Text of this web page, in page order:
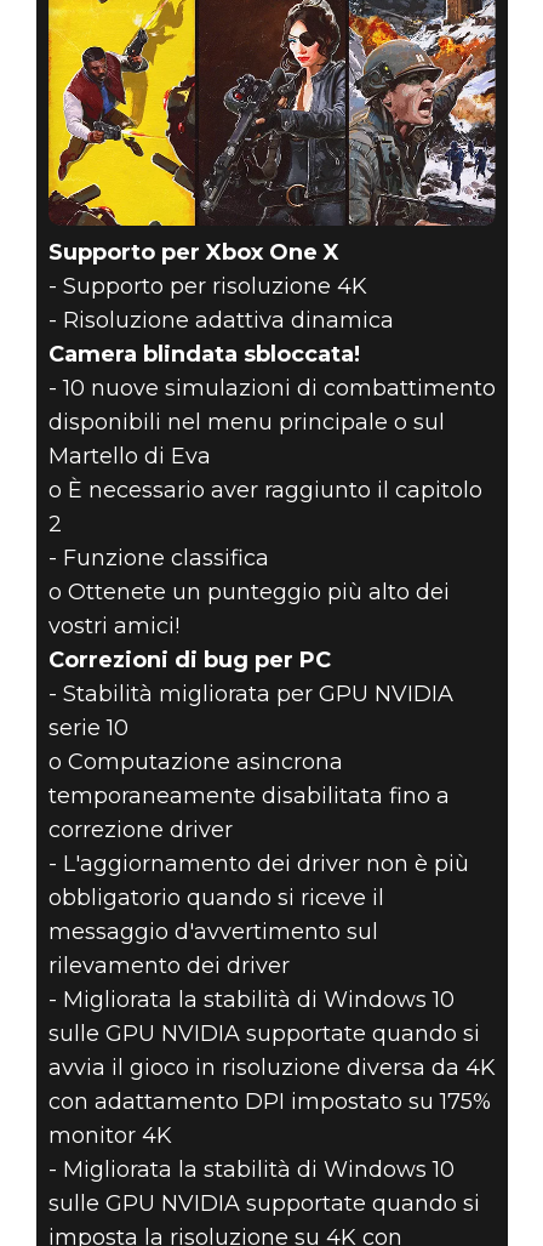
Supporto per Xbox One X
- Supporto per risoluzione 4K
- Risoluzione adattiva dinamica
Camera blindata sbloccata!
- 10 nuove simulazioni di combattimento
disponibili nel menu principale o sul
Martello di Eva
o È necessario aver raggiunto il capitolo
2
- Funzione classifica
o Ottenete un punteggio più alto dei
vostri amici!
Correzioni di bug per PC
- Stabilità migliorata per GPU NVIDIA
serie 10
o Computazione asincrona
temporaneamente disabilitata fino a
correzione driver
- L'aggiornamento dei driver non è più
obbligatorio quando si riceve il
messaggio d'avvertimento sul
rilevamento dei driver
- Migliorata la stabilità di Windows 10
sulle GPU NVIDIA supportate quando si
avvia il gioco in risoluzione diversa da 4K
con adattamento DPI impostato su 175%
monitor 4K
- Migliorata la stabilità di Windows 10
sulle GPU NVIDIA supportate quando si
imposta la risoluzione su 4K con